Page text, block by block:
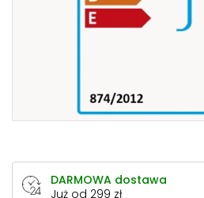
DARMOWA dostawa
Już od 299 zł